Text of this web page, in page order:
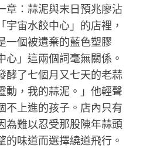
章：蒜泥與末日預兆廖沾
宙水餃中心」的店裡，
一個被遺棄的藍色塑膠
」這兩個詞毫無關係。
酵了七個月又七天的老蒜
動，我的蒜泥。」他輕聲
不上進的孩子。店內只有
為難以忍受那股陳年蒜頭
的味道而選擇繞道飛行。